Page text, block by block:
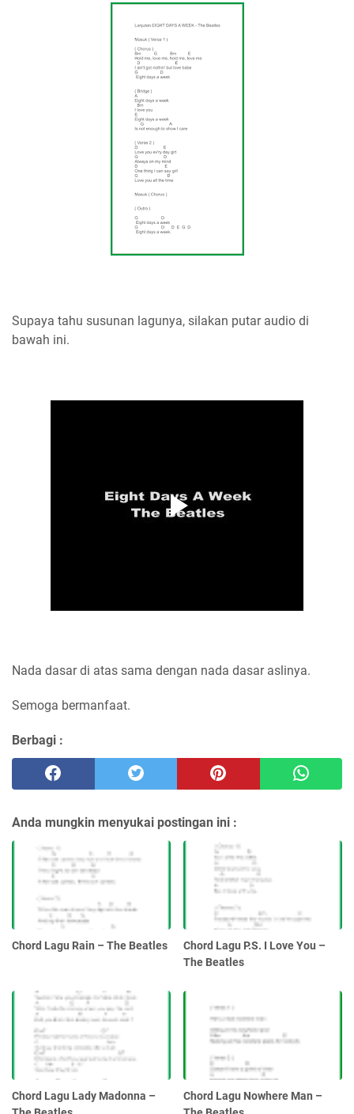
Supaya tahu susunan lagunya, silakan putar audio di
bawah ini.
Nada dasar di atas sama dengan nada dasar aslinya.
Semoga bermanfaat.
Berbagi :
Anda mungkin menyukai postingan ini :
Chord Lagu Rain – The Beatles
Chord Lagu P.S. I Love You –
The Beatles
Chord Lagu Lady Madonna –
Chord Lagu Nowhere Man –